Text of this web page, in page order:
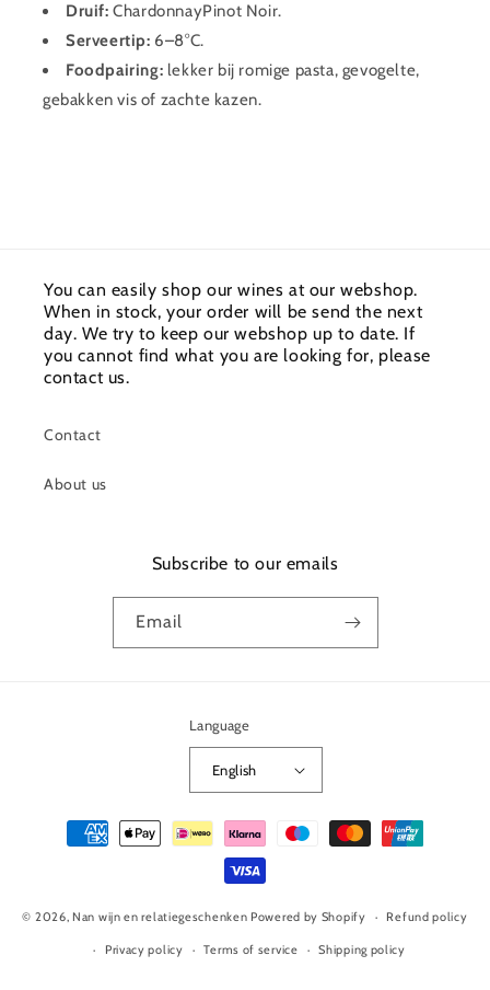
Druif: ChardonnayPinot Noir.
Serveertip: 6–8°C.
Foodpairing: lekker bij romige pasta, gevogelte,
gebakken vis of zachte kazen.
You can easily shop our wines at our webshop.
When in stock, your order will be send the next
day. We try to keep our webshop up to date. If
you cannot find what you are looking for, please
contact us.
Contact
About us
Subscribe to our emails
Email
Language
English
Payment
methods
© 2026, Nan wijn en relatiegeschenken Powered by Shopify Refund policy
Privacy policy Terms of service Shipping policy